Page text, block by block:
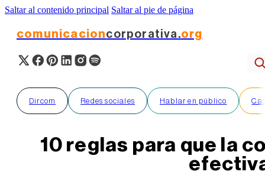
Saltar al contenido principal Saltar al pie de página
comunicacioncorporativa.org
Dircom Redes sociales Hablar en público
10 reglas para que la